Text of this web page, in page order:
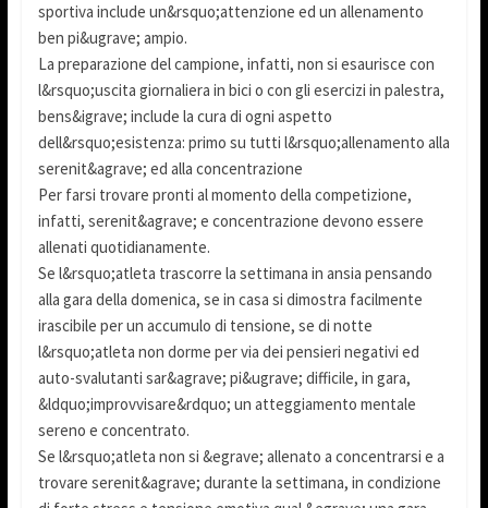
sportiva include un&rsquo;attenzione ed un allenamento
ben pi&ugrave; ampio.
La preparazione del campione, infatti, non si esaurisce con
l&rsquo;uscita giornaliera in bici o con gli esercizi in palestra,
bens&igrave; include la cura di ogni aspetto
dell&rsquo;esistenza: primo su tutti l&rsquo;allenamento alla
serenit&agrave; ed alla concentrazione
Per farsi trovare pronti al momento della competizione,
infatti, serenit&agrave; e concentrazione devono essere
allenati quotidianamente.
Se l&rsquo;atleta trascorre la settimana in ansia pensando
alla gara della domenica, se in casa si dimostra facilmente
irascibile per un accumulo di tensione, se di notte
l&rsquo;atleta non dorme per via dei pensieri negativi ed
auto-svalutanti sar&agrave; pi&ugrave; difficile, in gara,
&ldquo;improvvisare&rdquo; un atteggiamento mentale
sereno e concentrato.
Se l&rsquo;atleta non si &egrave; allenato a concentrarsi e a
trovare serenit&agrave; durante la settimana, in condizione